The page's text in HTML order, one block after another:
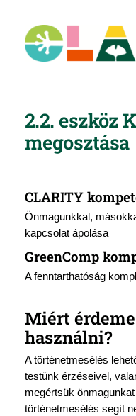
tartalomhoz
2.2. eszköz
megosztása
CLARITY
Önmagunkkal,
kapcsolat ápolása
GreenComp
A fenntarthatóság
Miért
használni?
A történetmesélés
testünk érzéseivel,
megértsük
történetmesélés segít